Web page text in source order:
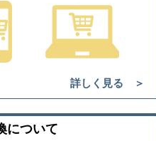
詳しく見る ＞
について